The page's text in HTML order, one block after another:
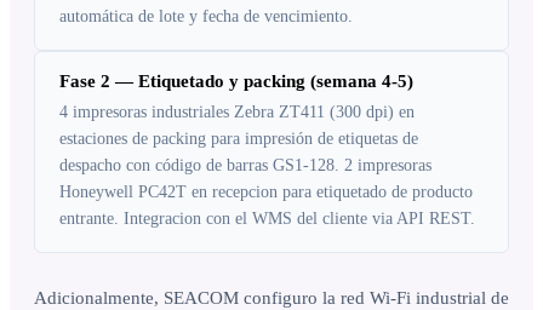
automática de lote y fecha de vencimiento.
Fase 2 — Etiquetado y packing (semana 4-5)
4 impresoras industriales Zebra ZT411 (300 dpi) en
estaciones de packing para impresión de etiquetas de
despacho con código de barras GS1-128. 2 impresoras
Honeywell PC42T en recepcion para etiquetado de producto
entrante. Integracion con el WMS del cliente via API REST.
Adicionalmente, SEACOM configuro la red Wi-Fi industrial de